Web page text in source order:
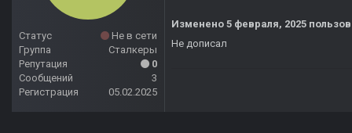
Статус
Не в сети
Группа
Сталкеры
Репутация
0
Сообщений
3
Регистрация
05.02.2025
Изменено 5 февраля, 2025
Не дописал